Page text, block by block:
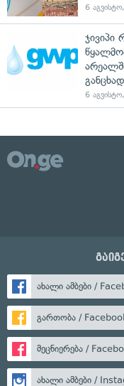
6
ჯივიპი
6
ახალი ამბები /
გართობა /
მეცნიერება /
ახალი ამბები /